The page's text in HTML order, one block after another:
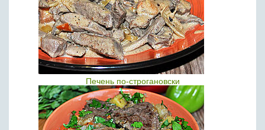
Печень по-строгановски